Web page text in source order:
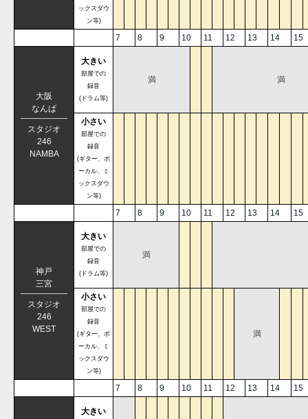
ックスダウ
ン等)
7 8 9 10 11 12 13 14 15
大阪
なんば
スタジオ
246
NAMBA
大きい
部屋での
録音
(ドラム等)
満 満
小さい
部屋での
録音
(ギター、ボ
ーカル、ミ
ックスダウ
ン等)
7 8 9 10 11 12 13 14 15
神戸
三宮
スタジオ
246
WEST
大きい
部屋での
録音
(ドラム等)
満
小さい
部屋での
録音
(ギター、ボ
ーカル、ミ
ックスダウ
ン等)
満
7 8 9 10 11 12 13 14 15
大きい